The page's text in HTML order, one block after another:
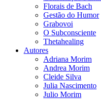
Florais de Bach
Gestão do Humor
Grabovoi
O Subconsciente
Thetahealing
Autores
Adriana Morim
Andrea Morim
Cleide Silva
Julia Nascimento
Julio Morim